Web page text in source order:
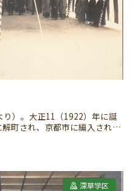
）。大正11（1922）年に誕
町され、京都市に編入され
深草学区